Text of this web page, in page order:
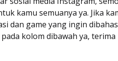
kamu semuanya ya. Jika
dan game yang ingin
kolom dibawah ya, terima